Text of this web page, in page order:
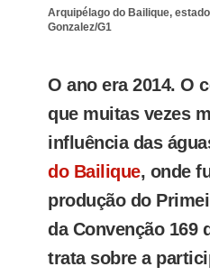
Arquipélago do Bailique,
Gonzalez/G1
O ano era 2014. O
que muitas vezes
influência das
do Bailique, onde
produção do
da Convenção 169
trata sobre a